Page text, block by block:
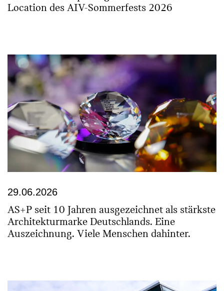
Location des AIV-Sommerfests 2026
29.06.2026
AS+P seit 10 Jahren ausgezeichnet als stärkste
Archi­tekturmarke Deutschlands. Eine
Auszeichnung. Viele Menschen dahinter.